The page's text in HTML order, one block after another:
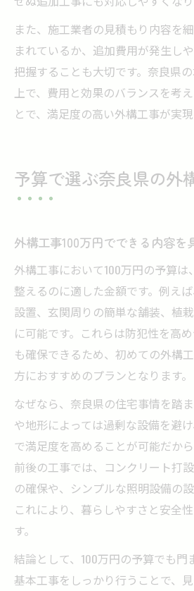
また、施工業者の見積もり内容を
まれているか、追加費用が発生し
把握することも大切です。奈良県
上で、費用と効果のバランスを考
とで、満足度の高い外構工事が実現
予算で選ぶ奈良県の外
外構工事100万円でできる内容を
外構工事において100万円の予算は
整えるのに適した金額です。例え
設置、玄関周りの簡単な舗装、植
に可能です。これらは防犯性を高
も確保できるため、初めての外構
方におすすめのプランとなります。
なぜなら、奈良県の住宅事情を踏
や地形によっては過剰な設備を避
で満足度を高めることが可能だか
前後の工事では、コンクリート打
の確保や、シンプルな照明設備の
これにより、暮らしやすさと安全
す。
結論として、100万円の予算でも門
基本工事をしっかり行うことで、